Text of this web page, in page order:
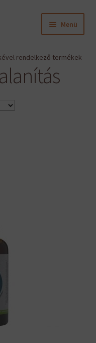
Menü
child
rendelkező termékek